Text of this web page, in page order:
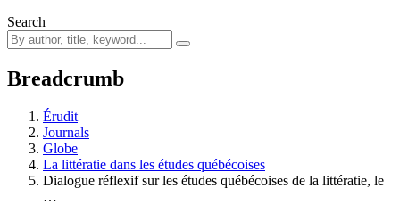
Search
Breadcrumb
Érudit
Journals
Globe
La littératie dans les études québécoises
Dialogue réflexif sur les études québécoises de la littératie, le
…